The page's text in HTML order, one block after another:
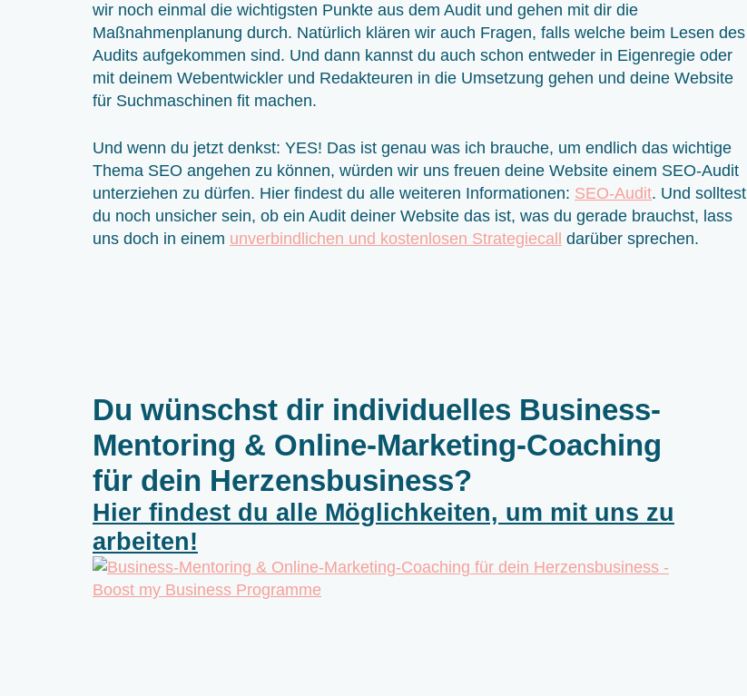
wir noch einmal die wichtigsten Punkte aus dem Audit und gehen mit dir die
Maßnahmenplanung durch. Natürlich klären wir auch Fragen, falls welche beim Lesen des
Audits aufgekommen sind. Und dann kannst du auch schon entweder in Eigenregie oder
mit deinem Webentwickler und Redakteuren in die Umsetzung gehen und deine Website
für Suchmaschinen fit machen.
Und wenn du jetzt denkst: YES! Das ist genau was ich brauche, um endlich das wichtige
Thema SEO angehen zu können, würden wir uns freuen deine Website einem SEO-Audit
unterziehen zu dürfen. Hier findest du alle weiteren Informationen: SEO-Audit. Und solltest
du noch unsicher sein, ob ein Audit deiner Website das ist, was du gerade brauchst, lass
uns doch in einem unverbindlichen und kostenlosen Strategiecall darüber sprechen.
Du wünschst dir individuelles Business-
Mentoring & Online-Marketing-Coaching
für dein Herzensbusiness?
Hier findest du alle Möglichkeiten, um mit uns zu
arbeiten!